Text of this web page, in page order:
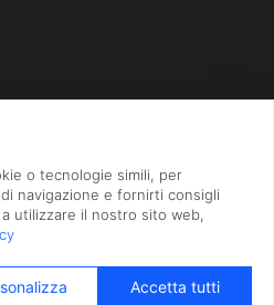
Capitale Sociale i.v. € 800.000,00